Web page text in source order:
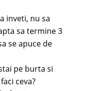
inveti, nu sa
sa termine 3
se apuce de
pe burta si
ceva?